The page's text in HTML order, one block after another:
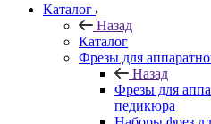
Каталог
Назад
Каталог
Фрезы для
Назад
Фрезы для
педикюра